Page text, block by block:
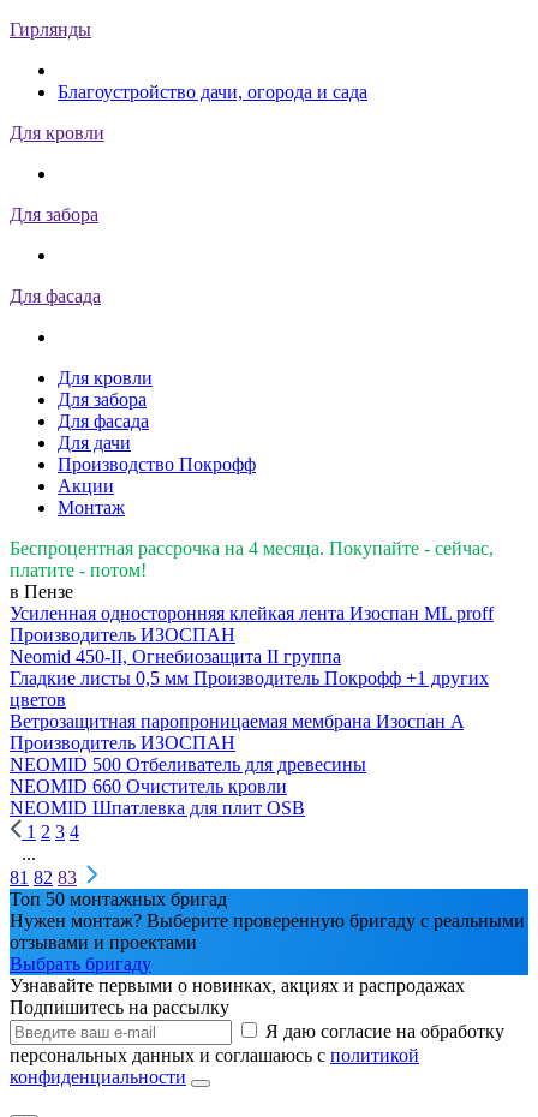
Гирлянды
Благоустройство дачи, огорода и сада
Для кровли
Для забора
Для фасада
Для кровли
Для забора
Для фасада
Для дачи
Производство Покрофф
Акции
Монтаж
Беспроцентная рассрочка на 4 месяца. Покупайте - сейчас,
платите - потом!
в Пензе
Усиленная односторонняя клейкая лента Изоспан ML proff
Производитель ИЗОСПАН
Neomid 450-II, Огнебиозащита II группа
Гладкие листы 0,5 мм Производитель Покрофф +1 других
цветов
Ветрозащитная паропроницаемая мембрана Изоспан A
Производитель ИЗОСПАН
NEOMID 500 Отбеливатель для древесины
NEOMID 660 Очиститель кровли
NEOMID Шпатлевка для плит OSB
1 2 3 4
...
81 82 83
Топ 50 монтажных бригад
Нужен монтаж? Выберите проверенную бригаду с реальными
отзывами и проектами
Выбрать бригаду
Узнавайте первыми о новинках, акциях и распродажах
Подпишитесь на рассылку
Я даю согласие на обработку
персональных данных и соглашаюсь с политикой
конфиденциальности